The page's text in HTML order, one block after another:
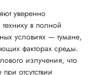
уверенно
в полной
условиях — тумане,
факторах среды.
излучения, что
отсутствии